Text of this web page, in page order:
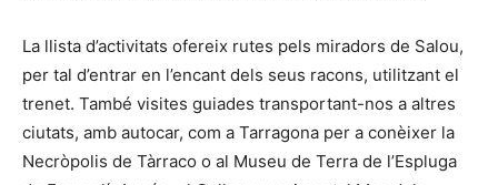
La llista d’activitats ofereix rutes pels miradors de Salou,
per tal d’entrar en l’encant dels seus racons, utilitzant el
trenet. També visites guiades transportant-nos a altres
ciutats, amb autocar, com a Tarragona per a conèixer la
Necròpolis de Tàrraco o al Museu de Terra de l’Espluga